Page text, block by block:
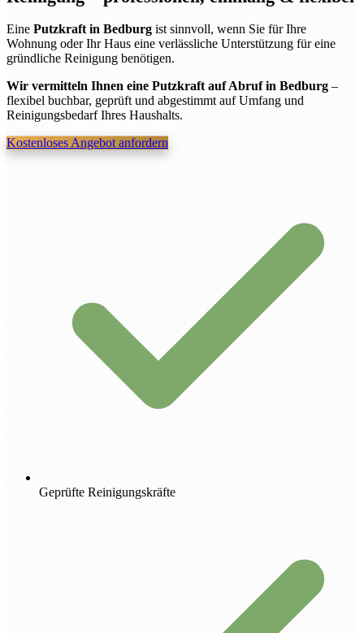
Eine Putzkraft in Bedburg ist sinnvoll, wenn Sie für Ihre
Wohnung oder Ihr Haus eine verlässliche Unterstützung für eine
gründliche Reinigung benötigen.
Wir vermitteln Ihnen eine Putzkraft auf Abruf in Bedburg–
flexibel buchbar, geprüft und abgestimmt auf Umfang und
Reinigungsbedarf Ihres Haushalts.
Kostenloses Angebot anfordern
Geprüfte Reinigungskräfte